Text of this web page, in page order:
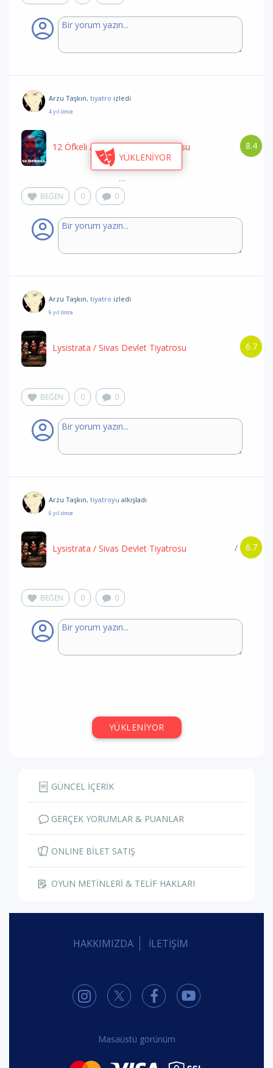
YÜKLENİYOR
Arzu Taşkın, tiyatro izledi
4 yıl önce
8.4
12 Öfkeli / Ankara Devlet Tiyatrosu
BEĞEN 0 0
Arzu Taşkın, tiyatro izledi
6 yıl önce
6.7
Lysistrata / Sivas Devlet Tiyatrosu
BEĞEN 0 0
Arzu Taşkın, tiyatroyu alkışladı
6 yıl önce
6.7
/
Lysistrata / Sivas Devlet Tiyatrosu
BEĞEN 0 0
YÜKLENİYOR
GÜNCEL İÇERİK
GERÇEK YORUMLAR & PUANLAR
ONLINE BİLET SATIŞ
OYUN METİNLERİ & TELİF HAKLARI
HAKKIMIZDA İLETİŞİM
Masaüstü görünüm